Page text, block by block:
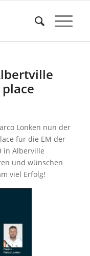
Lonken nun der
für die EM der
in Alberville
und wünschen
viel Erfolg!